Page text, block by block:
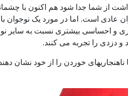
از شما جدا شود هم اکنون با چشمانی
عادی است. اما در مورد یک نوجوان با
و احساسی بیشتری نسبت به سایر
دزدی را تجربه می کنند.
خوردن را از خود نشان